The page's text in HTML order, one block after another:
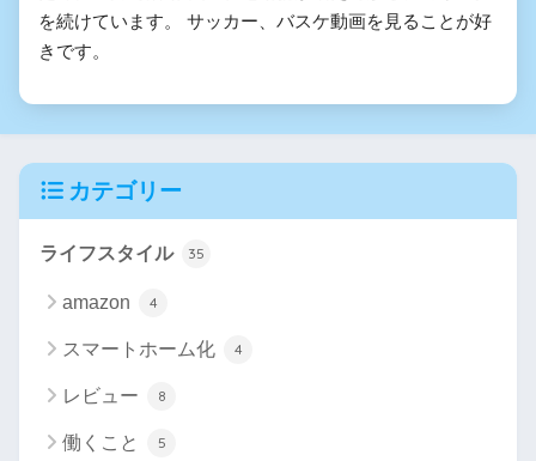
を続けています。 サッカー、バスケ動画を見ることが好
きです。
カテゴリー
ライフスタイル 35
amazon 4
スマートホーム化 4
レビュー 8
働くこと 5